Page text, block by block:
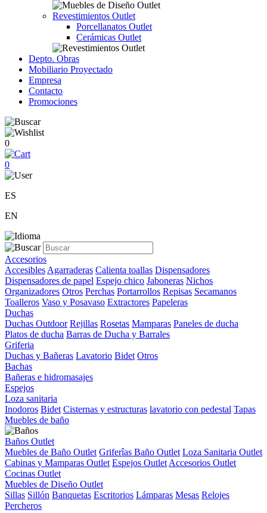
Revestimientos Outlet
Porcellanatos Outlet
Cerámicas Outlet
Depto. Obras
Mobiliario Proyectado
Empresa
Contacto
Promociones
0
0
ES
EN
Accesorios
Accesibles Agarraderas Calienta toallas Dispensadores
Dispensadores de papel Espejo chico Jaboneras Nichos
Organizadores Otros Perchas Portarrollos Repisas Secamanos
Toalleros Vaso y Posavaso Extractores Papeleras
Duchas
Duchas Outdoor Rejillas Rosetas Mamparas Paneles de ducha
Platos de ducha Barras de Ducha y Barrales
Griferia
Duchas y Bañeras Lavatorio Bidet Otros
Bachas
Bañeras e hidromasajes
Espejos
Loza sanitaria
Inodoros Bidet Cisternas y estructuras lavatorio con pedestal Tapas
Muebles de baño
Baños Outlet
Muebles de Baño Outlet Griferîas Baño Outlet Loza Sanitaria Outlet
Cabinas y Mamparas Outlet Espejos Outlet Accesorios Outlet
Cocinas Outlet
Muebles de Diseño Outlet
Sillas Sillón Banquetas Escritorios Lámparas Mesas Relojes
Percheros